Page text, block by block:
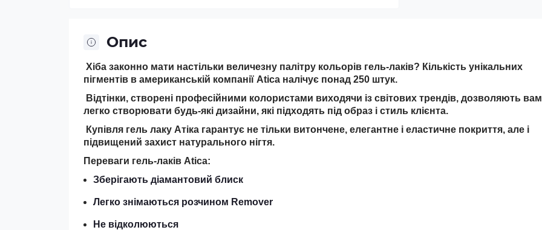
Опис
Хіба законно мати настільки величезну палітру кольорів гель-лаків? Кількість унікальних
пігментів в американській компанії Atica налічує понад 250 штук.
Відтінки, створені професійними колористами виходячи із світових трендів, дозволяють вам
легко створювати будь-які дизайни, які підходять під образ і стиль клієнта.
Купівля гель лаку Атіка гарантує не тільки витончене, елегантне і еластичне покриття, але і
підвищений захист натурального нігтя.
Переваги гель-лаків Atica:
Зберігають діамантовий блиск
Легко знімаються розчином Remover
Не відколюються